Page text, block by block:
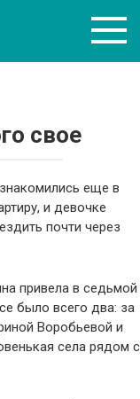
свое
еще в
и девочке
почти через
привела в седьмой
было всего два: за
Воробьевой и
села рядом с